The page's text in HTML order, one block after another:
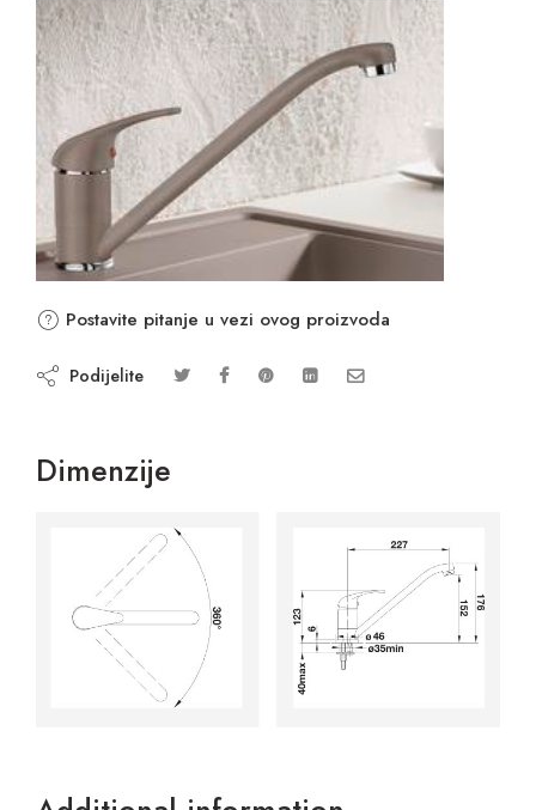
Postavite pitanje u vezi ovog proizvoda
Podijelite
Dimenzije